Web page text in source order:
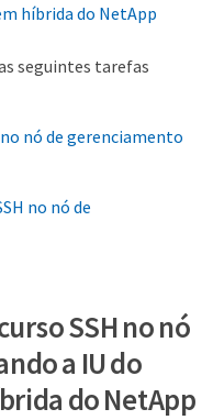
híbrida do NetApp
seguintes tarefas
nó de gerenciamento
no nó de
SSH no nó
a IU do
do NetApp